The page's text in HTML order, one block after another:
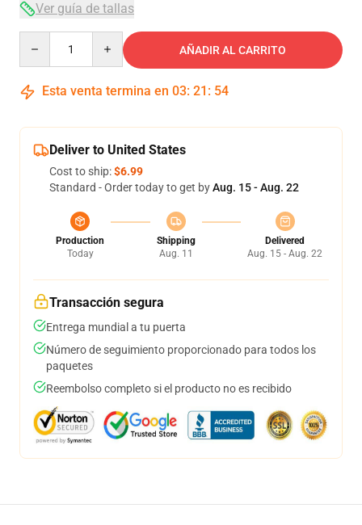
Ver guía de tallas
AÑADIR AL CARRITO
Esta venta termina en 03: 21 : 53
Deliver to United States
Cost to ship:$6.99
Standard - Order today to get byAug. 15 - Aug. 22
Production
Today
Shipping
Aug. 11
Delivered
Aug. 15 - Aug. 22
Transacción segura
Entrega mundial a tu puerta
Número de seguimiento proporcionado para todos los
paquetes
Reembolso completo si el producto no es recibido